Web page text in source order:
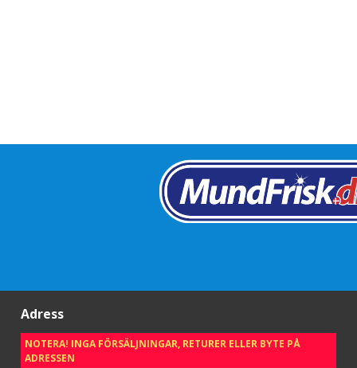
Adress
NOTERA! INGA FÖRSÄLJNINGAR, RETURER ELLER BYTE PÅ
ADRESSEN